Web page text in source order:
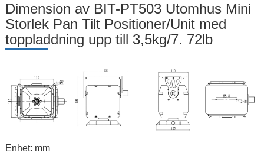
Dimension av BIT-PT503 Utomhus Mini
Storlek Pan Tilt Positioner/Unit med
toppladdning upp till 3,5kg/7. 72lb
Enhet: mm